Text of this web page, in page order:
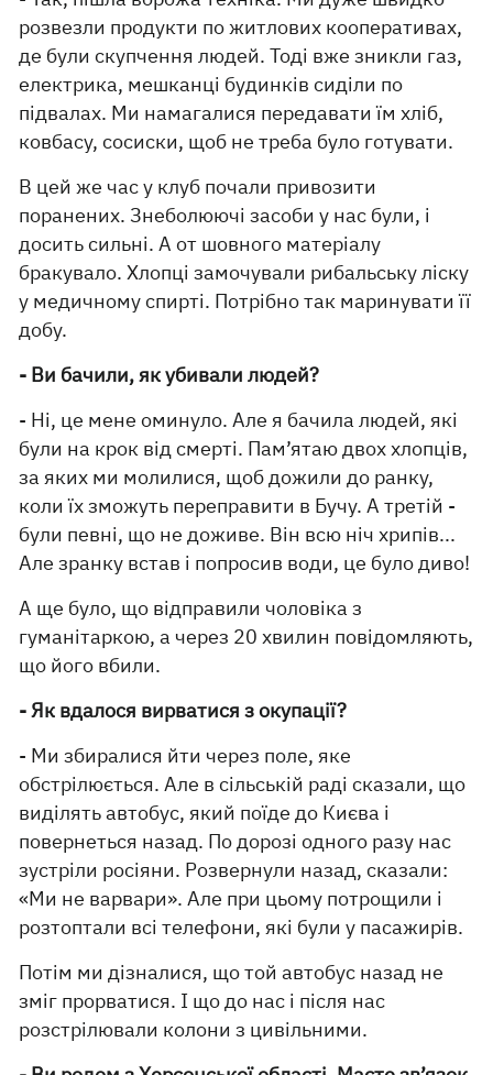
розвезли продукти по житлових кооперативах,
де були скупчення людей. Тоді вже зникли газ,
електрика, мешканці будинків сиділи по
підвалах. Ми намагалися передавати їм хліб,
ковбасу, сосиски, щоб не треба було готувати.
В цей же час у клуб почали привозити
поранених. Знеболюючі засоби у нас були, і
досить сильні. А от шовного матеріалу
бракувало. Хлопці замочували рибальську ліску
у медичному спирті. Потрібно так маринувати її
добу.
- Ви бачили, як убивали людей?
- Ні, це мене оминуло. Але я бачила людей, які
були на крок від смерті. Пам’ятаю двох хлопців,
за яких ми молилися, щоб дожили до ранку,
коли їх зможуть переправити в Бучу. А третій -
були певні, що не доживе. Він всю ніч хрипів...
Але зранку встав і попросив води, це було диво!
А ще було, що відправили чоловіка з
гуманітаркою, а через 20 хвилин повідомляють,
що його вбили.
- Як вдалося вирватися з окупації?
- Ми збиралися йти через поле, яке
обстрілюється. Але в сільській раді сказали, що
виділять автобус, який поїде до Києва і
повернеться назад. По дорозі одного разу нас
зустріли росіяни. Розвернули назад, сказали:
«Ми не варвари». Але при цьому потрощили і
розтоптали всі телефони, які були у пасажирів.
Потім ми дізналися, що той автобус назад не
зміг прорватися. І що до нас і після нас
розстрілювали колони з цивільними.